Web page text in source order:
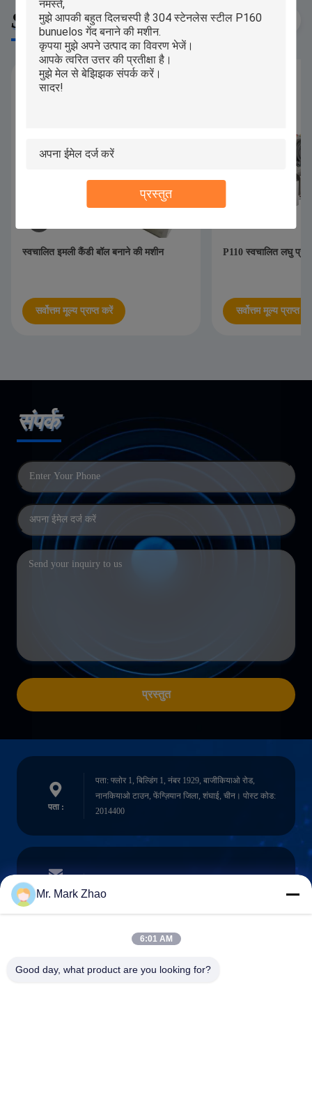
प्रस्तुत
Similar Products
स्वचालित इमली कैंडी बॉल बनाने की मशीन
सर्वोत्तम मूल्य प्राप्त करें
P110 स्वचालित लघु
सर्वोत्तम मूल्य प्राप्त
संपर्क
प्रस्तुत
पता :
पता: फ्लोर 1, बिल्डिंग 1, नंबर 1929, बाजीकियाओ रोड,
नानकियाओ टाउन, फेंग्ज़ियान जिला, शंघाई, चीन। पोस्ट कोड:
2014400
ईमेल
फ़ोन :
Mr. Mark Zhao
6:01 AM
Good day, what product are you looking for?